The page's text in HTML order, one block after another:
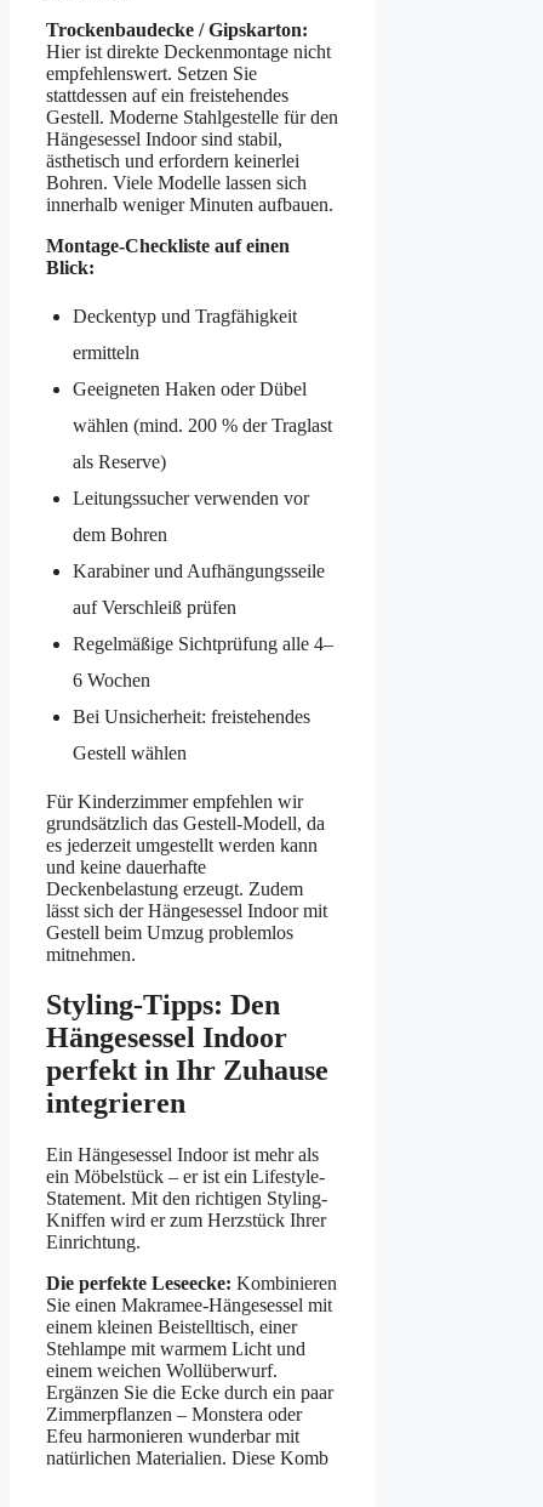
Trockenbaudecke / Gipskarton:
Hier ist direkte Deckenmontage nicht
empfehlenswert. Setzen Sie
stattdessen auf ein freistehend­es
Gestell. Moderne Stahlgestelle für den
Hängesessel Indoor sind stabil,
ästhetisch und erfordern keinerlei
Bohren. Viele Modelle lassen sich
innerhalb weniger Minuten aufbauen.
Montage-Checkliste auf einen
Blick:
Deckentyp und Tragfähigkeit
ermitteln
Geeigneten Haken oder Dübel
wählen (mind. 200 % der Traglast
als Reserve)
Leitungssucher verwenden vor
dem Bohren
Karabiner und Aufhängungsseile
auf Verschleiß prüfen
Regelmäßige Sichtprüfung alle 4–
6 Wochen
Bei Unsicherheit: freistehend­es
Gestell wählen
Für Kinderzimmer empfehlen wir
grundsätzlich das Gestell-Modell, da
es jederzeit umgestellt werden kann
und keine dauerhafte
Deckenbelastung erzeugt. Zudem
lässt sich der Hängesessel Indoor mit
Gestell beim Umzug problemlos
mitnehmen.
Styling-Tipps: Den
Hängesessel Indoor
perfekt in Ihr Zuhause
integrieren
Ein Hängesessel Indoor ist mehr als
ein Möbelstück – er ist ein Lifestyle-
Statement. Mit den richtigen Styling-
Kniffen wird er zum Herzstück Ihrer
Einrichtung.
Die perfekte Leseecke: Kombinieren
Sie einen Makramee-Hängesessel mit
einem kleinen Beistelltisch, einer
Stehlampe mit warmem Licht und
einem weichen Wollüberwurf.
Ergänzen Sie die Ecke durch ein paar
Zimmerpflanzen – Monstera oder
Efeu harmonieren wunderbar mit
natürlichen Materialien. Diese Komb